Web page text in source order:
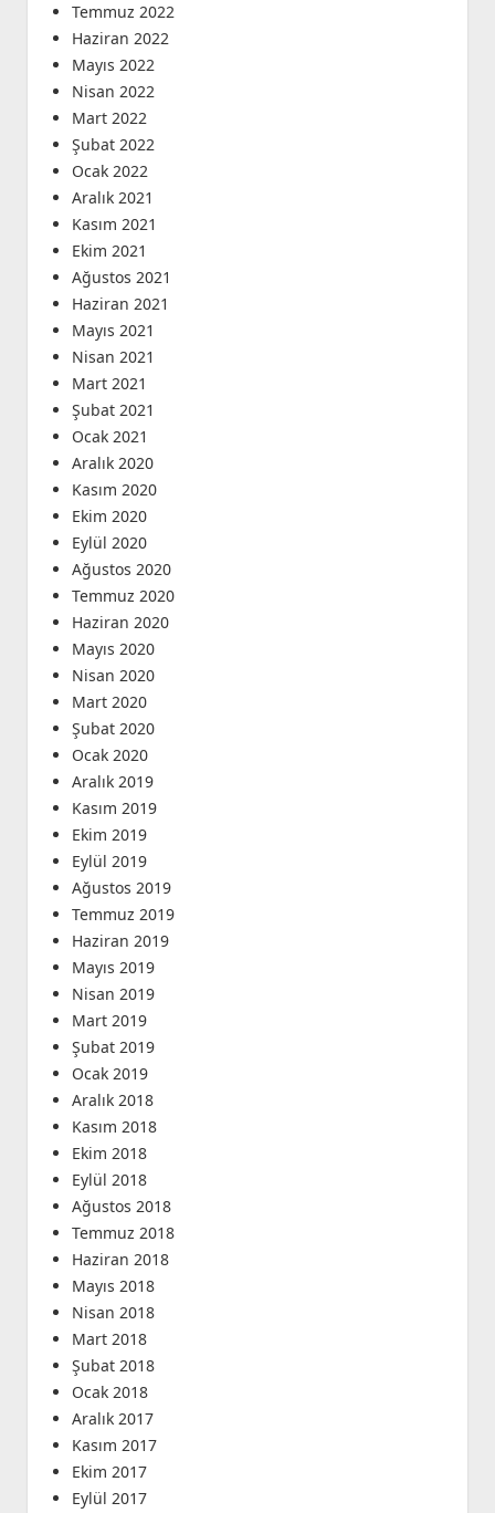
Temmuz 2022
Haziran 2022
Mayıs 2022
Nisan 2022
Mart 2022
Şubat 2022
Ocak 2022
Aralık 2021
Kasım 2021
Ekim 2021
Ağustos 2021
Haziran 2021
Mayıs 2021
Nisan 2021
Mart 2021
Şubat 2021
Ocak 2021
Aralık 2020
Kasım 2020
Ekim 2020
Eylül 2020
Ağustos 2020
Temmuz 2020
Haziran 2020
Mayıs 2020
Nisan 2020
Mart 2020
Şubat 2020
Ocak 2020
Aralık 2019
Kasım 2019
Ekim 2019
Eylül 2019
Ağustos 2019
Temmuz 2019
Haziran 2019
Mayıs 2019
Nisan 2019
Mart 2019
Şubat 2019
Ocak 2019
Aralık 2018
Kasım 2018
Ekim 2018
Eylül 2018
Ağustos 2018
Temmuz 2018
Haziran 2018
Mayıs 2018
Nisan 2018
Mart 2018
Şubat 2018
Ocak 2018
Aralık 2017
Kasım 2017
Ekim 2017
Eylül 2017